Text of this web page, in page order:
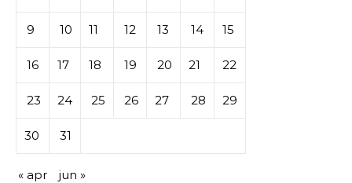
9 10 11 12 13 14 15
16 17 18 19 20 21 22
23 24 25 26 27 28 29
30 31
« apr jun »